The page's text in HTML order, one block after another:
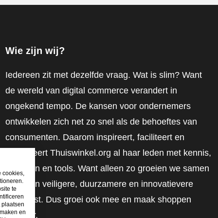
Wie zijn wij?
Iedereen zit met dezelfde vraag. Wat is slim? Want
de wereld van digital commerce verandert in
ongekend tempo. De kansen voor ondernemers
ontwikkelen zich net zo snel als de behoeftes van
consumenten. Daarom inspireert, faciliteert en
mobiliseert Thuiswinkel.org al haar leden met kennis,
inzichten en tools. Want alleen zo groeien we samen
naar een veiligere, duurzamere en innovatievere
toekomst. Dus groei ook mee en maak shoppen
slimmer.
cookies,
te
plaatsen
en